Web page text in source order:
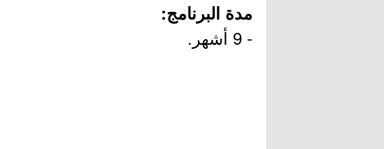
مدة البرنامج:
- 9 أشهر.